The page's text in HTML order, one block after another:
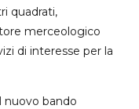
quadrati,
merceologico
di interesse per la
nuovo bando